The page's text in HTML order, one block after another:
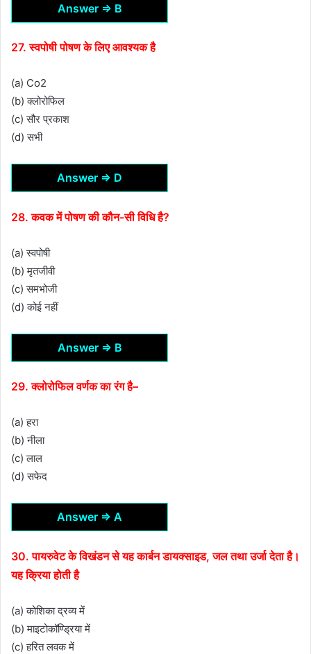
Answer ⇒ B
27. स्वपोषी पोषण के लिए आवश्यक है
(a) Co2
(b) क्लोरोफिल
(c) सौर प्रकाश
(d) सभी
Answer ⇒ D
28. कवक में पोषण की कौन-सी विधि है?
(a) स्वपोषी
(b) मृतजीवी
(c) समभोजी
(d) कोई नहीं
Answer ⇒ B
29. क्लोरोफिल वर्णक का रंग है–
(a) हरा
(b) नीला
(c) लाल
(d) सफेद
Answer ⇒ A
30. पायरुवेट के विखंडन से यह कार्बन डायक्साइड, जल तथा उर्जा देता है।
यह क्रिया होती है
(a) कोशिका द्रव्य में
(b) माइटोकॉण्ड्रिया में
(c) हरित लवक में